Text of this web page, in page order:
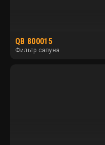
QB 800015
Фильтр сапуна